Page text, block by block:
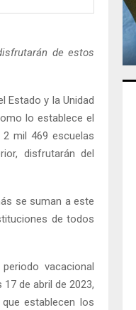
de estos
Estado y la Unidad
lo establece el
mil 469 escuelas
disfrutarán del
se suman a este
de todos
vacacional
de abril de 2023,
establecen los